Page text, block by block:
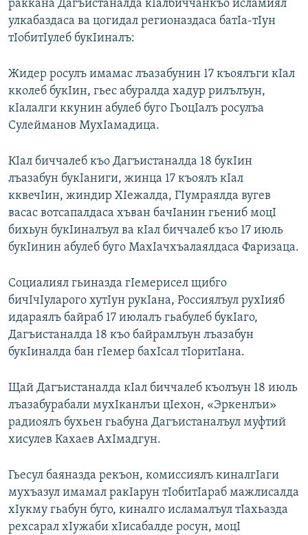
раккана Дагъистаналда кIалбиччанкъо исламиял
улкабаздаса ва цогидал регионаздаса батIа-тIун
тIобитIулеб букIиналъ:
Жидер росулъ имамас лъазабунин 17 къоялъги кIал
кколеб букIин, гьес абуралда хадур рилълъун,
кIалалги ккунин абулеб буго ГьоцIалъ росулъа
Сулейманов МухIамадица.
КIал биччалеб къо Дагъистаналда 18 букIин
лъазабун букIаниги, жинца 17 къоялъ кIал
кквечIин, жиндир ХIежалда, ГIумраялда вугев
васас вотсапалдаса хъван бачIанин гьениб моцI
бихьун букIиналъул ва кIал биччалеб къо 17 июль
букIинин абулеб буго МахIачхъалаялдаса Фаризаца.
Социалиял гьиназда гIемерисел щибго
бичIчIуларого хутIун рукIана, Россиялъул рухIияб
идараялъ байраб 17 июлалъ гьабулеб букIаго,
Дагъистаналда 18 къо байрамлъун лъазабун
букIиналда бан гIемер бахIсал тIоритIана.
Щай Дагъистаналда кIал биччалеб къолъун 18 июль
лъазабурабали мухIканлъи цIехон, «Эркенлъи»
радиоялъ бухьен гьабуна Дагъистаналъул муфтий
хисулев Кахаев АхIмадгун.
Гьесул баяназда рекъон, комиссиялъ киналгIаги
мухъазул имамал ракIарун тIобитIараб мажлисалда
хIукму гьабун буго, киналго исламалъул тIахьазда
рехсарал хIужаби хIисабалде росун, моцI